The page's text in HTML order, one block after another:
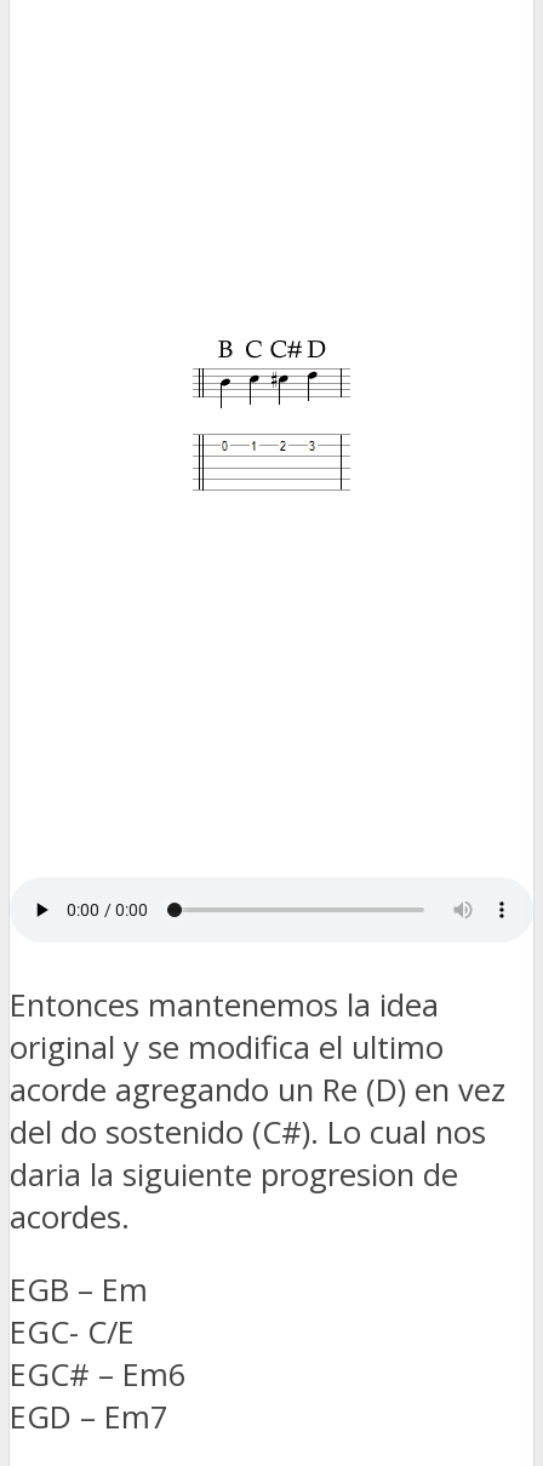
Entonces mantenemos la idea
original y se modifica el ultimo
acorde agregando un Re (D) en vez
del do sostenido (C#). Lo cual nos
daria la siguiente progresion de
acordes.
EGB – Em
EGC- C/E
EGC# – Em6
EGD – Em7